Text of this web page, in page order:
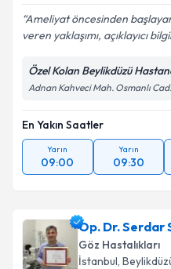
Ameliyat öncesinden
veren yaklaşımı, açıklayıcı
Özel Kolan Beylikdüzü
Adnan Kahveci Mah. Osmanlı
En Yakın Saatler
Yarın
09:00
Yarın
09:30
Op. Dr. Serdar
Göz Hastalıkları
İstanbul,